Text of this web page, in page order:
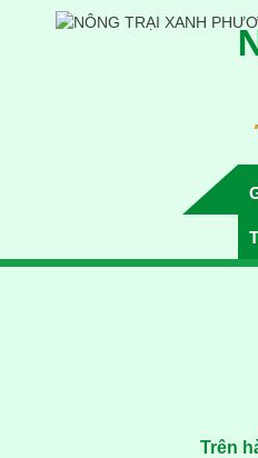
Trên